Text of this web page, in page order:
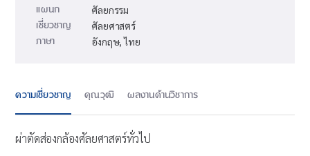
แผนก ศัลยกรรม
เชี่ยวชาญ ศัลยศาสตร์
ภาษา อังกฤษ, ไทย
ความเชี่ยวชาญ คุณวุฒิ ผลงานด้านวิชาการ
ผ่าตัดส่องกล้องศัลยศาสตร์ทั่วไป